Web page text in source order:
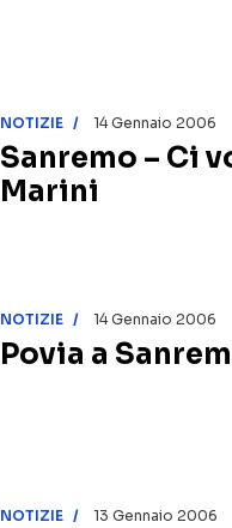
NOTIZIE 14 Gennaio 2006
Sanremo – Ci
Marini
NOTIZIE 14 Gennaio 2006
Povia a
NOTIZIE 13 Gennaio 2006